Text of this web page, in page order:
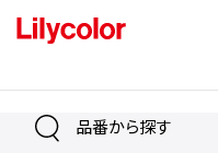
品番から探す